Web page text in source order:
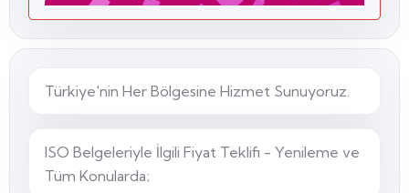
Türkiye'nin Her Bölgesine Hizmet Sunuyoruz.
ISO Belgeleriyle İlgili Fiyat Teklifi - Yenileme ve
Tüm Konularda;